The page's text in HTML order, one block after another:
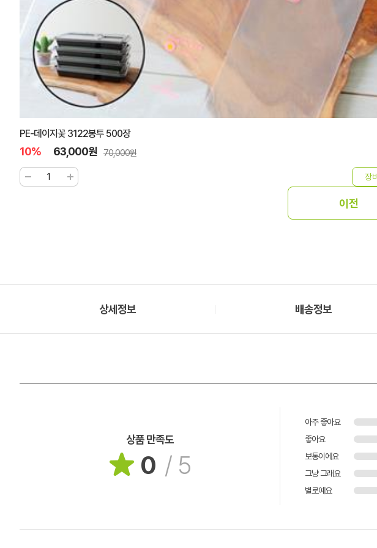
PE-데이지꽃 3122봉투 500장
10% 63,000원 70,000원
상세정보 배송정보
상품 만족도
0 / 5
아주 좋아요
좋아요
보통이에요
그냥 그래요
별로예요